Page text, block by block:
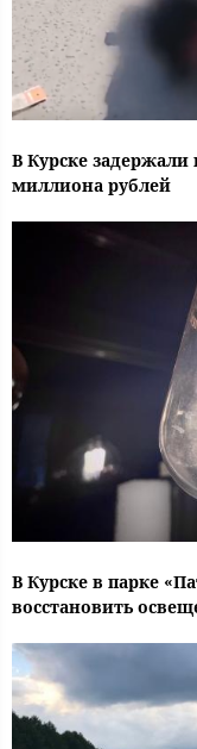
В Курске
миллиона рублей
В Курске в парке
восстановить